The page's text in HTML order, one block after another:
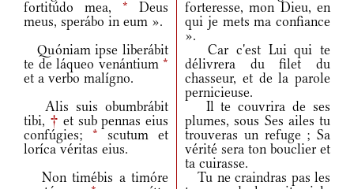
fortitúdo mea, * Deus
meus, sperábo in eum ».
forteresse, mon Dieu, en
qui je mets ma confiance
».
Quóniam ipse liberábit
te de láqueo venántium *
et a verbo malígno.
Car c'est Lui qui te
délivrera du filet du
chasseur, et de la parole
pernicieuse.
Alis suis obumbrábit
tibi, † et sub pennas eius
confúgies; * scutum et
loríca véritas eius.
Il te couvrira de ses
plumes, sous Ses ailes tu
trouveras un refuge ; Sa
vérité sera ton bouclier et
ta cuirasse.
Non timébis a timóre
Tu ne craindras pas les